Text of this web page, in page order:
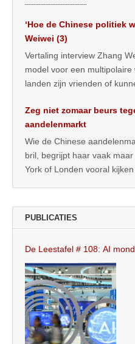
‘Hoe de Chinese politiek
Weiwei (3)
Vertaling interview Zhang
model voor een
landen zijn vrienden of
Zeg niet zomaar beurs
aandelenmarkt
Wie de Chinese
bril, begrijpt haar vaak
York of Londen vooral
PUBLICATIES
De Leestafel